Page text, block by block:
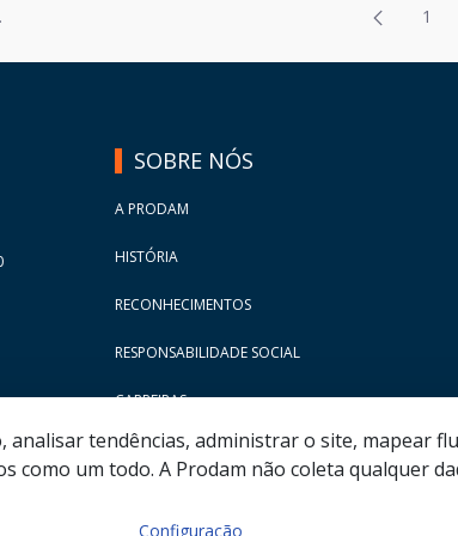
1
Página
Página
12
Página
13
Página
14
SOBRE NÓS
A PRODAM
HISTÓRIA
RECONHECIMENTOS
RESPONSABILIDADE SOCIAL
CARREIRAS
tendências, administrar o site, mapear
como um todo. A Prodam não coleta qualquer
Configuração